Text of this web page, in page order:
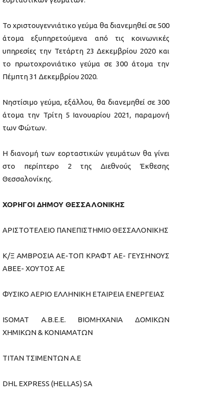
Το χριστουγεννιάτικο γεύμα θα διανεμηθεί σε 500
άτομα εξυπηρετούμενα από τις κοινωνικές
υπηρεσίες την Τετάρτη 23 Δεκεμβρίου 2020 και
το πρωτοχρονιάτικο γεύμα σε 300 άτομα την
Πέμπτη 31 Δεκεμβρίου 2020.
Νηστίσιμο γεύμα, εξάλλου, θα διανεμηθεί σε 300
άτομα την Τρίτη 5 Ιανουαρίου 2021, παραμονή
των Φώτων.
Η διανομή των εορταστικών γευμάτων θα γίνει
στο περίπτερο 2 της Διεθνούς Έκθεσης
Θεσσαλονίκης.
ΧΟΡΗΓΟΙ ΔΗΜΟΥ ΘΕΣΣΑΛΟΝΙΚΗΣ
ΑΡΙΣΤΟΤΕΛΕΙΟ ΠΑΝΕΠΙΣΤΗΜΙΟ ΘΕΣΣΑΛΟΝΙΚΗΣ
Κ/Ξ ΑΜΒΡΟΣΙΑ ΑΕ-ΤΟΠ ΚΡΑΦΤ ΑΕ- ΓΕΥΣΗΝΟΥΣ
ΑΒΕΕ- ΧΟΥΤΟΣ ΑΕ
ΦΥΣΙΚΟ ΑΕΡΙΟ ΕΛΛΗΝΙΚΗ ΕΤΑΙΡΕΙΑ ΕΝΕΡΓΕΙΑΣ
ISOMAT A.B.E.E. BIOMHXANIA ΔΟΜΙΚΩΝ
ΧΗΜΙΚΩΝ & ΚΟΝΙΑΜΑΤΩΝ
ΤΙΤΑΝ ΤΣΙΜΕΝΤΩΝ Α.Ε
DHL EXPRESS (HELLAS) SA